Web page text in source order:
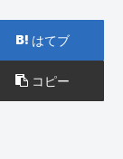
はてブ
コピー